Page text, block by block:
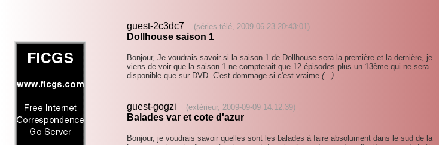
guest-2c3dc7 (séries télé, 2009-06-23 20:43:01)
Dollhouse saison 1
Bonjour, Je voudrais savoir si la saison 1 de Dollhouse sera la première et la dernière, je
viens de voir que la saison 1 ne compterait que 12 épisodes plus un 13ème qui ne sera
disponible que sur DVD. C'est dommage si c'est vraime (...)
guest-gogzi (extérieur, 2009-09-09 14:12:39)
Balades var et cote d'azur
Bonjour, je voudrais savoir quelles sont les balades à faire absolument dans le sud de la